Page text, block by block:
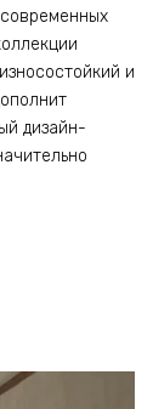
и
дизайн-